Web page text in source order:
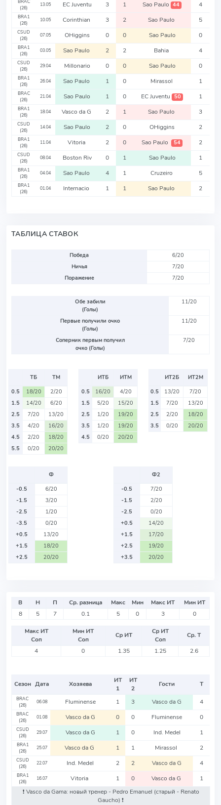
BRAC
(26)
13.05 EC Juventu 3 1 Sao Paulo 44 4
BRA1
(26)
10.05 Corinthian 3 2 Sao Paulo 5
CSUD
(26)
07.05 OHiggins 0 0 Sao Paulo 0
BRA1
(26)
03.05 Sao Paulo 2 2 Bahia 4
CSUD
(26)
29.04 Millonario 0 0 Sao Paulo 0
BRA1
(26)
26.04 Sao Paulo 1 0 Mirassol 1
BRAC
(26)
21.04 Sao Paulo 1 0 EC Juventu 50 1
BRA1
(26)
18.04 Vasco da G 2 1 Sao Paulo 3
CSUD
(26)
14.04 Sao Paulo 2 0 OHiggins 2
BRA1
(26)
11.04 Vitoria 2 0 Sao Paulo 54 2
CSUD
(26)
08.04 Boston Riv 0 1 Sao Paulo 1
BRA1
(26)
04.04 Sao Paulo 4 1 Cruzeiro 5
BRA1
(26)
01.04 Internacio 1 1 Sao Paulo 2
ТАБЛИЦА СТАВОК
Победа
6/20
Ничья
7/20
Поражение
7/20
Обе забили
(Голы)
11/20
Первые получили очко
(Голы)
11/20
Соперник первым получил
очко (Голы)
7/20
ТБ
ТМ
0.5
18/20
2/20
1.5
14/20
6/20
2.5
7/20
13/20
3.5
4/20
16/20
4.5
2/20
18/20
5.5
0/20 20/20
ИТБ
ИТМ
0.5
16/20
4/20
1.5
5/20
15/20
2.5
1/20
19/20
3.5
1/20
19/20
4.5
0/20 20/20
ИТ2Б
ИТ2М
0.5
13/20
7/20
1.5
7/20
13/20
2.5
2/20
18/20
3.5
0/20 20/20
Ф
-0.5
6/20
-1.5
3/20
-2.5
1/20
-3.5
0/20
+0.5
13/20
+1.5
18/20
+2.5
20/20
Ф2
-0.5
7/20
-1.5
2/20
-2.5
0/20
+0.5
14/20
+1.5
17/20
+2.5
19/20
+3.5
20/20
В Н П Ср. разница Макс Мин Макс ИТ
Мин ИТ
8
5 7 0.1 5 0 3 0
Макс ИТ
Соп
Мин ИТ
Соп
Ср ИТ
Ср ИТ
Соп
Ср. Т
4
0 1.35 1.25 2.6
Сезон Дата Хозяева
ИТ
1
ИТ
2
Гости Т
BRAC
(26)
06.08 Fluminense 1 3 Vasco da G 4
BRAC
(26)
01.08 Vasco da G 0 0 Fluminense 0
CSUD
(26)
29.07 Vasco da G 1 0 Ind. Medel 1
BRA1
(26)
25.07 Vasco da G 1 1 Mirassol 2
CSUD
(26)
22.07 Ind. Medel 2 2 Vasco da G 4
BRA1
(26)
16.07 Vitoria 1 0 Vasco da G
1
❗️ Vasco da Gama: новый тренер - Pedro Emanuel (старый - Renato
Gaucho) ❗️